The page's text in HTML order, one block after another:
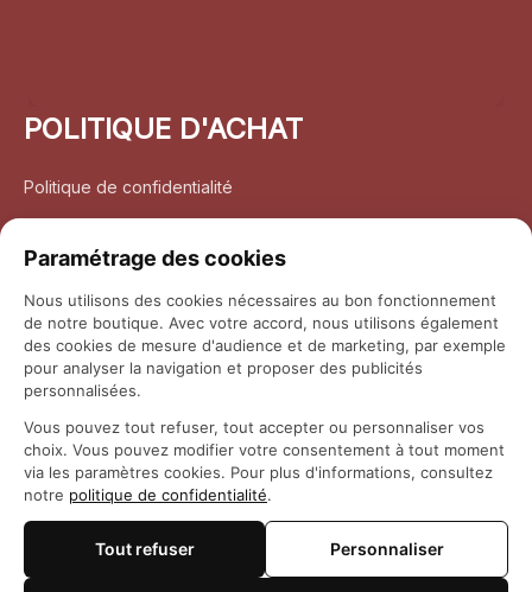
POLITIQUE D'ACHAT
Politique de confidentialité
Politique de retour et remboursement
Coordonnées
Questions fréquemment posées
© 2026 Maison Otaku
Paramétrage des cookies
Nous utilisons des cookies nécessaires au bon fonctionnement
de notre boutique. Avec votre accord, nous utilisons également
des cookies de mesure d'audience et de marketing, par exemple
pour analyser la navigation et proposer des publicités
personnalisées.
Vous pouvez tout refuser, tout accepter ou personnaliser vos
choix. Vous pouvez modifier votre consentement à tout moment
via les paramètres cookies. Pour plus d'informations, consultez
notre politique de confidentialité.
Tout refuser Personnaliser